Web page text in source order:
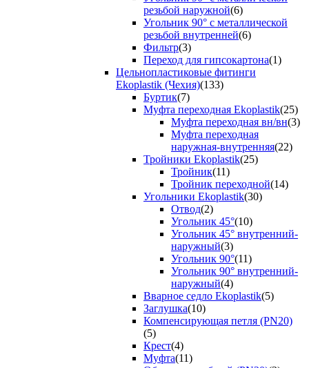
резьбой наружной(6)
Угольник 90° с металлической
резьбой внутренней(6)
Фильтр(3)
Переход для гипсокартона(1)
Цельнопластиковые фитинги
Ekoplastik (Чехия)(133)
Буртик(7)
Муфта переходная Ekoplastik(25)
Муфта переходная вн/вн(3)
Муфта переходная
наружная-внутренняя(22)
Тройники Ekoplastik(25)
Тройник(11)
Тройник переходной(14)
Угольники Ekoplastik(30)
Отвод(2)
Угольник 45°(10)
Угольник 45° внутренний-
наружный(3)
Угольник 90°(11)
Угольник 90° внутренний-
наружный(4)
Вварное седло Ekoplastik(5)
Заглушка(10)
Компенсирующая петля (PN20)
(5)
Крест(4)
Муфта(11)